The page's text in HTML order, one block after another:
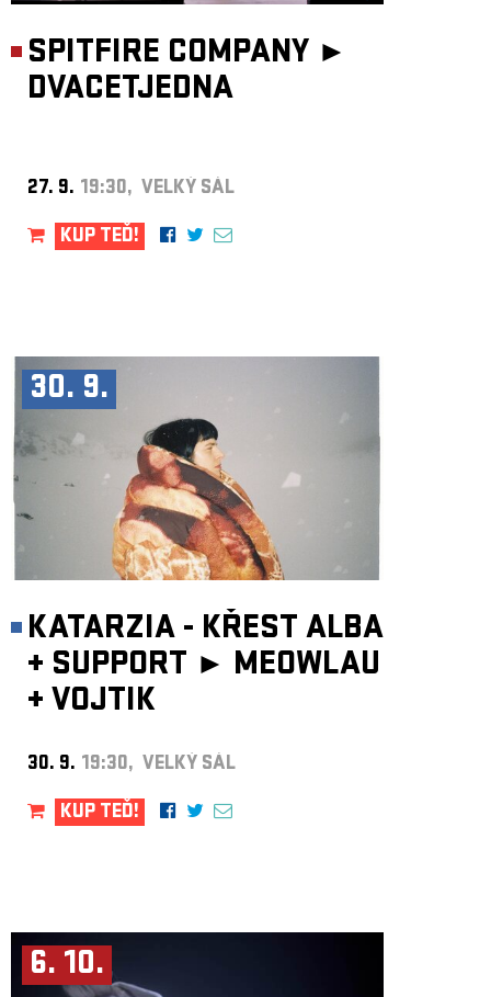
SPITFIRE COMPANY ►
DVACETJEDNA
27. 9. 19:30, VELKÝ SÁL
KUP TEĎ!
30. 9.
KATARZIA - KŘEST ALBA
+ SUPPORT ► MEOWLAU
+ VOJTIK
30. 9. 19:30, VELKÝ SÁL
KUP TEĎ!
6. 10.